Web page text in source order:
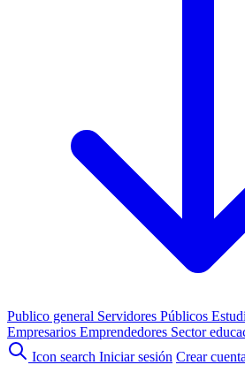
Publico general Servidores Públicos
Empresarios Emprendedores Sector
Icon search Iniciar sesión Crear cuenta